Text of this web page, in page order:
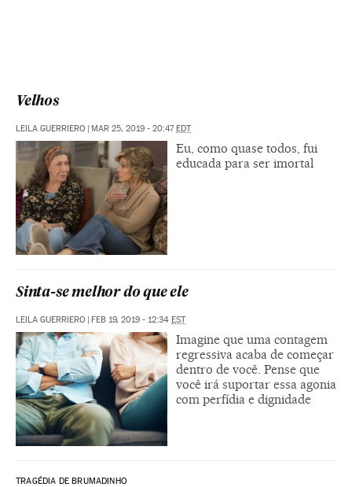
Velhos
LEILA GUERRIERO | MAR 25, 2019 - 20:47EDT
Eu, como quase todos, fui
educada para ser imortal
Sinta-se melhor do que ele
LEILA GUERRIERO | FEB 19, 2019 - 12:34 EST
Imagine que uma contagem
regressiva acaba de começar
dentro de você. Pense que
você irá suportar essa agonia
com perfídia e dignidade
TRAGÉDIA DE BRUMADINHO